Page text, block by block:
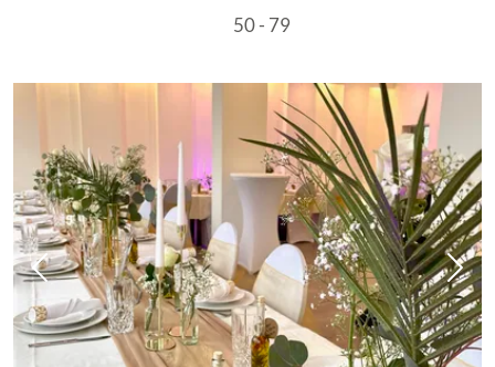
50 - 79
Vorheriges Bild